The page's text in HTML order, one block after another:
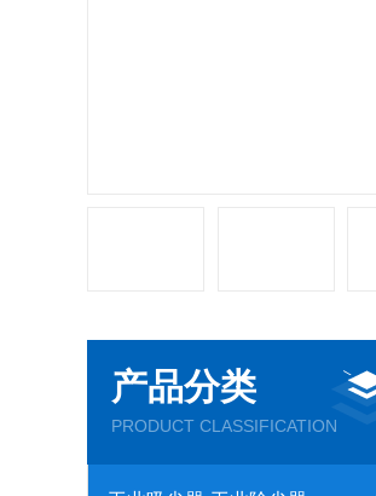
产品分类
PRODUCT CLASSIFICATION